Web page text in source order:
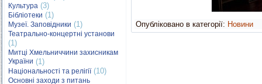
Культура (3)
Бібліотеки (1)
Музеї. Заповідники (1)
Театрально-концертні установи
(1)
Митці Хмельниччини захисникам
України (1)
Національності та релігії(10)
Основні заходи з питань
Опубліковано в категорії: Новини